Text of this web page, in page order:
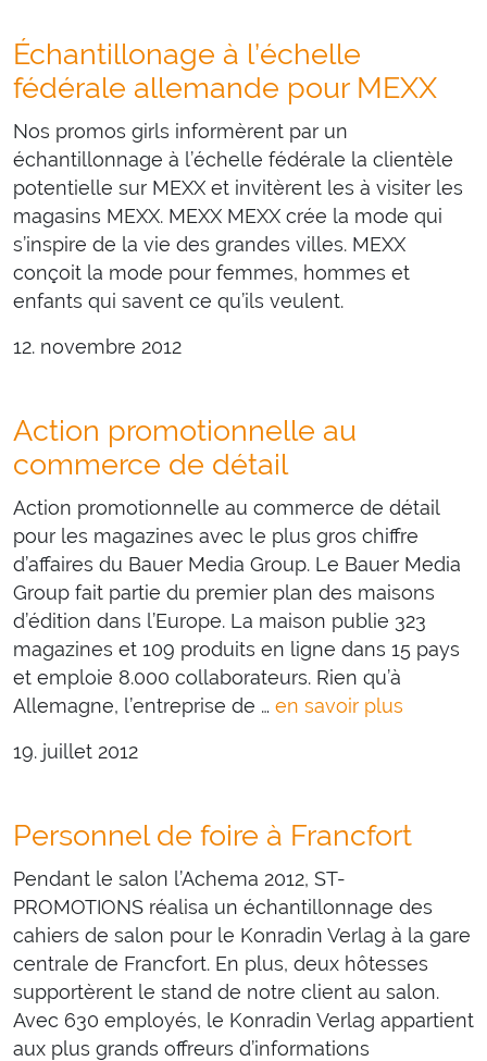
Échantillonage à l’échelle
fédérale allemande pour MEXX
Nos promos girls informèrent par un
échantillonnage à l’échelle fédérale la clientèle
potentielle sur MEXX et invitèrent les à visiter les
magasins MEXX. MEXX MEXX crée la mode qui
s’inspire de la vie des grandes villes. MEXX
conçoit la mode pour femmes, hommes et
enfants qui savent ce qu’ils veulent.
12. novembre 2012
Action promotionnelle au
commerce de détail
Action promotionnelle au commerce de détail
pour les magazines avec le plus gros chiffre
d’affaires du Bauer Media Group. Le Bauer Media
Group fait partie du premier plan des maisons
d’édition dans l’Europe. La maison publie 323
magazines et 109 produits en ligne dans 15 pays
et emploie 8.000 collaborateurs. Rien qu’à
Allemagne, l’entreprise de … en savoir plus
19. juillet 2012
Personnel de foire à Francfort
Pendant le salon l’Achema 2012, ST-
PROMOTIONS réalisa un échantillonnage des
cahiers de salon pour le Konradin Verlag à la gare
centrale de Francfort. En plus, deux hôtesses
supportèrent le stand de notre client au salon.
Avec 630 employés, le Konradin Verlag appartient
aux plus grands offreurs d’informations